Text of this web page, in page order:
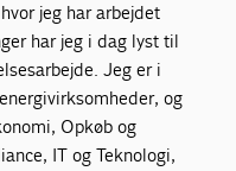
jeg har arbejdet
har jeg i dag lyst til
Jeg er i
og
Opkøb og
IT og Teknologi,